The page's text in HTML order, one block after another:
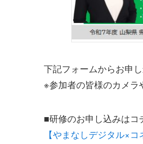
下記フォームからお申
※参加者の皆様のカメ
■研修のお申し込みはコ
【やまなしデジタル×